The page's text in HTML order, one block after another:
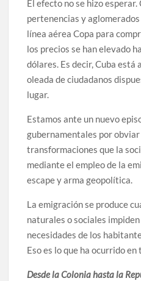
El efecto no se hizo esperar.
pertenencias y
línea aérea Copa para
los precios se han elevado
dólares. Es decir, Cuba está
oleada de ciudadanos
lugar.
Estamos ante un nuevo
gubernamentales por
transformaciones que la
mediante el empleo de la
escape y arma geopolítica.
La emigración se produce
naturales o sociales
necesidades de los
Eso es lo que ha ocurrido
Desde la Colonia hasta la